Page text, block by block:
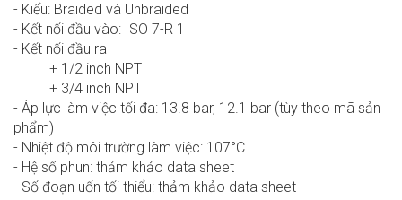
- Kiểu: Braided và Unbraided
- Kết nối đầu vào: ISO 7-R 1
- Kết nối đầu ra
+ 1/2 inch NPT
+ 3/4 inch NPT
- Áp lực làm việc tối đa: 13.8 bar, 12.1 bar (tùy theo mã sản
phẩm)
- Nhiệt độ môi trường làm việc: 107°C
- Hệ số phun: thảm khảo data sheet
- Số đoạn uốn tối thiểu: thảm khảo data sheet